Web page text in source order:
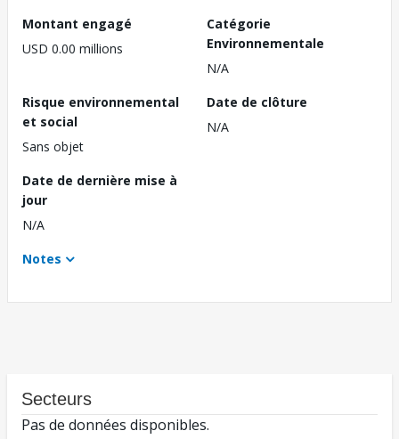
Montant engagé
USD 0.00 millions
Catégorie
Environnementale
N/A
Risque environnemental
et social
Sans objet
Date de clôture
N/A
Date de dernière mise à
jour
N/A
Notes
Secteurs
Pas de données disponibles.